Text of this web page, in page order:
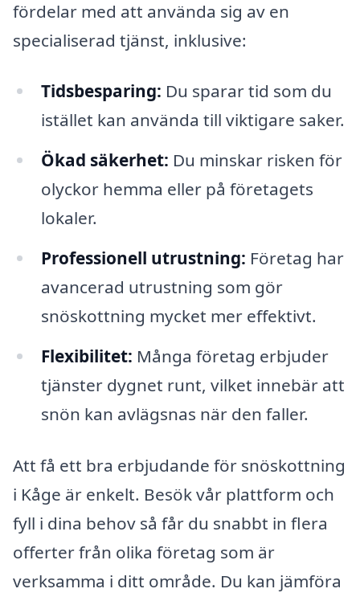
fördelar med att använda sig av en
specialiserad tjänst, inklusive:
Tidsbesparing: Du sparar tid som du
istället kan använda till viktigare saker.
Ökad säkerhet: Du minskar risken för
olyckor hemma eller på företagets
lokaler.
Professionell utrustning: Företag har
avancerad utrustning som gör
snöskottning mycket mer effektivt.
Flexibilitet: Många företag erbjuder
tjänster dygnet runt, vilket innebär att
snön kan avlägsnas när den faller.
Att få ett bra erbjudande för snöskottning
i Kåge är enkelt. Besök vår plattform och
fyll i dina behov så får du snabbt in flera
offerter från olika företag som är
verksamma i ditt område. Du kan jämföra